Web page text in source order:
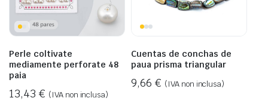
Perle coltivate
mediamente perforate 48
paia
13,43 € (IVA non inclusa)
Cuentas de conchas de
paua prisma triangular
9,66 € (IVA non inclusa)